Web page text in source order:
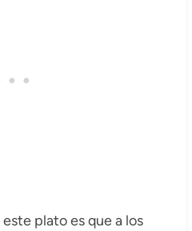
plato es que a los